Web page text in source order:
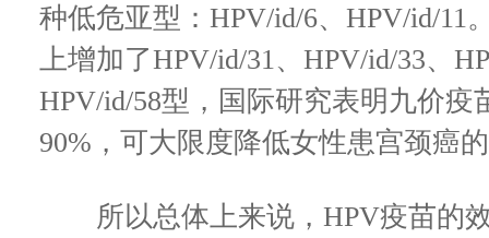
种低危亚型：HPV/id/6、HPV/id/11
上增加了HPV/id/31、HPV/id/33、
HPV/id/58型，国际研究表明九价
90%，可大限度降低女性患宫颈癌
所以总体上来说，HPV疫苗的